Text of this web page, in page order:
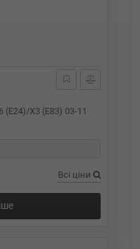
(E24)/X3 (E83) 03-11
Всі ціни